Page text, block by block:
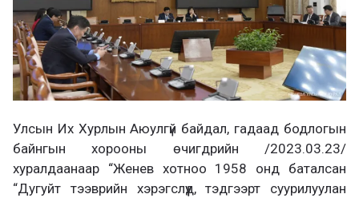
Улсын Их Хурлын Аюулгүй байдал, гадаад бодлогын
байнгын хорооны өчигдрийн /2023.03.23/
хуралдаанаар “Женев хотноо 1958 онд баталсан
“Дугуйт тээврийн хэрэгслүүд, тэдгээрт суурилуулан